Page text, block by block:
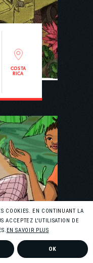
COOKIES. EN CONTINUANT LA
ACCEPTEZ L'UTILISATION DE
EN SAVOIR PLUS
OK
COSTA
RICA